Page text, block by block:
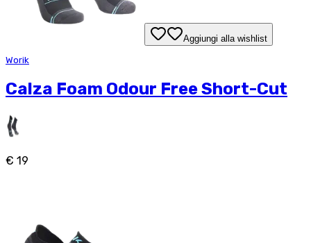
Aggiungi alla wishlist
Worik
Calza Foam Odour Free Short-Cut
€ 19